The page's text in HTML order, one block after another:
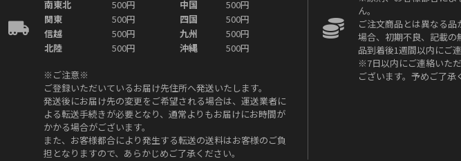
南東北
500円 中国
500円
関東
500円 四国
500円
信越
500円 九州
500円
北陸
500円 沖縄 500円
※ご注意※
ご登録いただいているお届け先住所へ発送いたします。
発送後にお届け先の変更をご希望される場合は、運送業者に
よる転送手続きが必要となり、通常よりもお届けにお時間が
かかる場合がございます。
また、お客様都合により発生する転送の送料はお客様のご負
担となりますので、あらかじめご了承ください。
ん。
ご注文商品とは異なる
場合、初期不良、記載の
品到着後1週間以内にご
※7日以内にご連絡いた
ございます。予めご了承